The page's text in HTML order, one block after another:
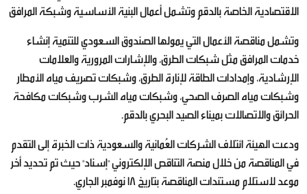
الاقتصادية الخاصة بالدقم وتشمل أعمال البنية الأساسية وشبكة المرافق
وتشمل مناقصة الأعمال التي يمولها الصندوق السعودي للتنمية إنشاء
خدمات المرافق مثل شبكات الطرق، والإشارات المرورية والعلامات
الإرشادية، وإمدادات الطاقة لإنارة الطرق، وشبكات تصريف مياه الأمطار
وشبكات مياه الصرف الصحي، وشبكات مياه الشرب وشبكات مكافحة
الحرائق والاتصالات بميناء الصيد البحري بالدقم.
ودعت الهيئة ائتلاف الشركات العُمانية والسعودية ذات الخبرة إلى التقدم
في المناقصة من خلال منصة التناقص الإلكتروني "إسناد" حيث تم تحديد أخر
موعد لاستلام مستندات المناقصة بتاريخ 18 نوفمبر الجاري.